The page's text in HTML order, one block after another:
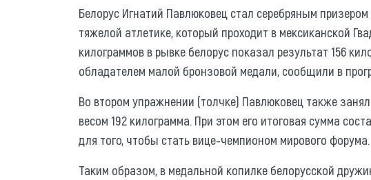
Белорус Игнатий Павлюковец стал серебряным
тяжелой атлетике, который проходит в мексиканской
килограммов в рывке белорус показал результат 156
обладателем малой бронзовой медали, сообщили в
Во втором упражнении (толчке) Павлюковец также
весом 192 килограмма. При этом его итоговая сумма
для того, чтобы стать вице-чемпионом мирового форума.
Таким образом, в медальной копилке белорусской